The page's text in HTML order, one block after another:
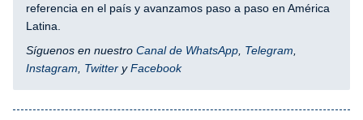
referencia en el país y avanzamos paso a paso en América
Latina.
Síguenos en nuestro Canal de WhatsApp Telegram
Instagram
Twitter yFacebook